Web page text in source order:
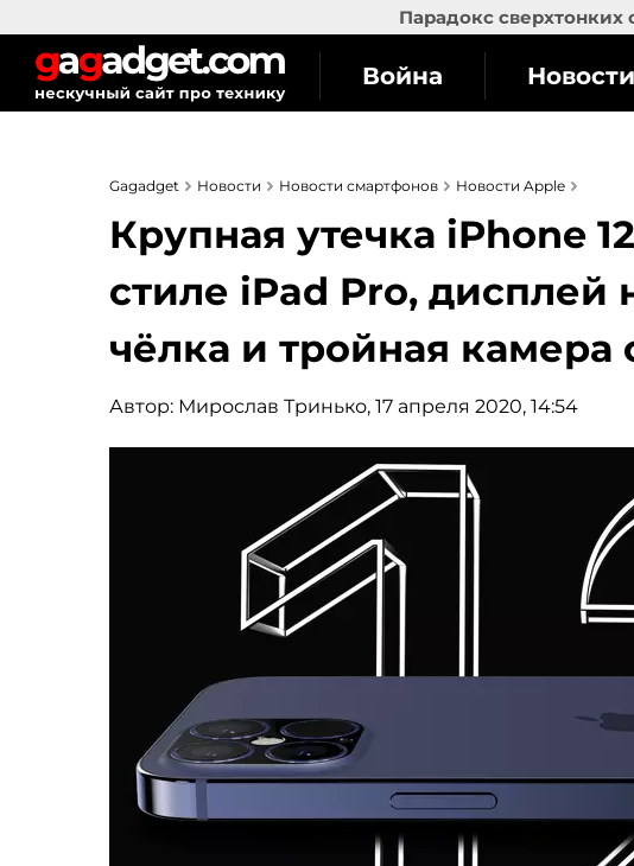
Парадокс сверхтонких
Война Новости
Gagadget Новости Новости смартфонов Новости Apple
Крупная утечка iPhone
стиле iPad Pro, дисплей
чёлка и тройная камера
Автор: Мирослав Тринько, 17 апреля 2020, 14:54